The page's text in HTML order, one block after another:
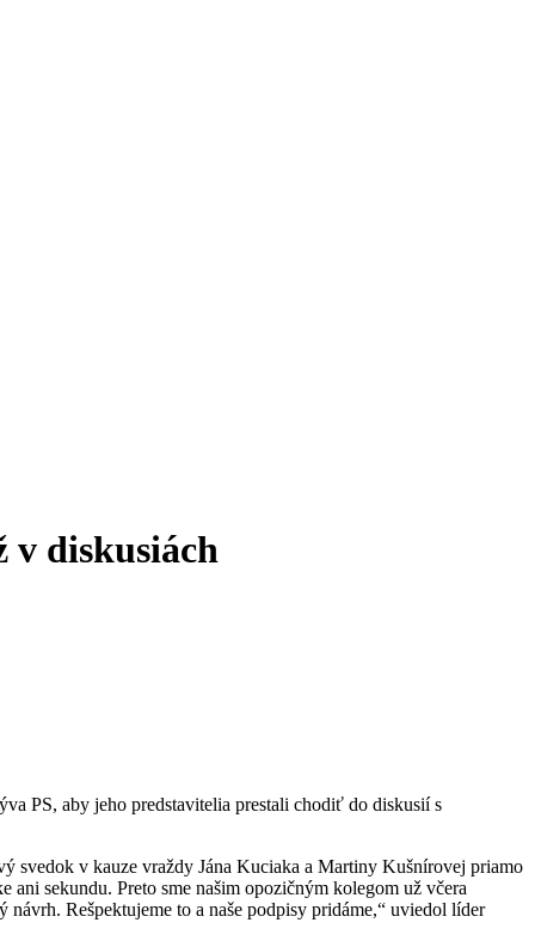
v diskusiách
PS, aby jeho predstavitelia prestali chodiť do diskusií s
svedok v kauze vraždy Jána Kuciaka a Martiny Kušnírovej priamo
sekundu. Preto sme našim opozičným kolegom už včera
Rešpektujeme to a naše podpisy pridáme,“ uviedol líder